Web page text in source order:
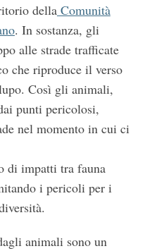
dellaComunità
. In sostanza, gli
alle strade trafficate
che riproduce il verso
Così gli animali,
punti pericolosi,
nel momento in cui ci
di impatti tra fauna
i pericoli per i
animali sono un